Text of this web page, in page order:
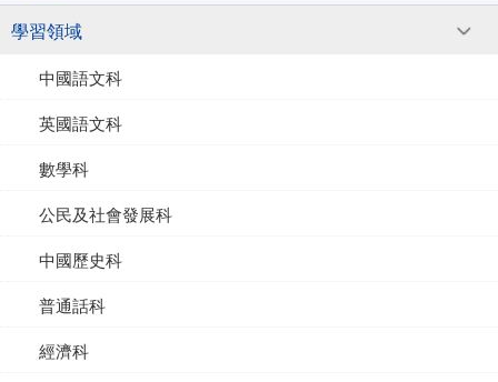
學習領域
中國語文科
英國語文科
數學科
公民及社會發展科
中國歷史科
普通話科
經濟科